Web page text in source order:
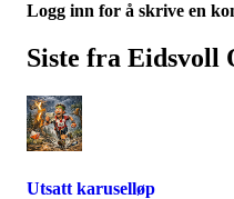
Logg inn for å skrive en
Siste fra Eidsvoll
Utsatt karuselløp